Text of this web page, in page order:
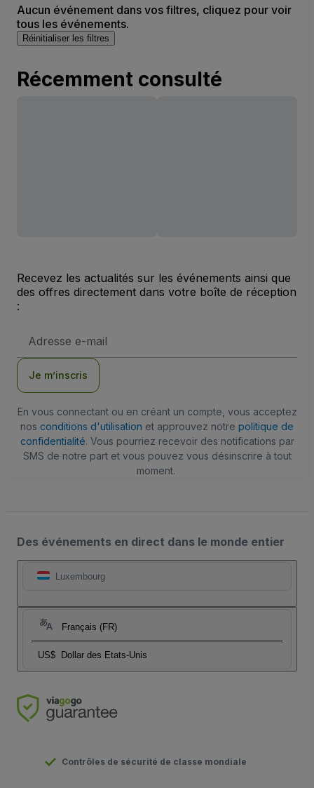
Aucun événement dans vos filtres, cliquez pour voir
tous les événements.
Réinitialiser les filtres
Récemment consulté
Recevez les actualités sur les événements ainsi que
des offres directement dans votre boîte de réception
:
e-
Je m’inscris
En vous connectant ou en créant un compte, vous acceptez
nos conditions d'utilisation et approuvez notre politique de
confidentialité. Vous pourriez recevoir des notifications par
SMS de notre part et vous pouvez vous désinscrire à tout
moment.
Des événements en direct dans le monde entier
Luxembourg
Français (FR)
US$ Dollar des Etats-Unis
Contrôles de sécurité de classe mondiale